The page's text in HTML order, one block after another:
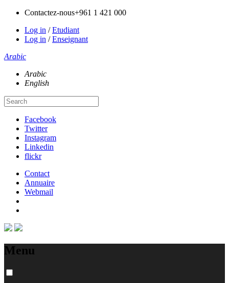
Contactez-nous+961 1 421 000
Log in /Etudiant
Log in /Enseignant
Arabic
Arabic
English
Facebook
Twitter
Instagram
Linkedin
flickr
Contact
Annuaire
Webmail
Menu